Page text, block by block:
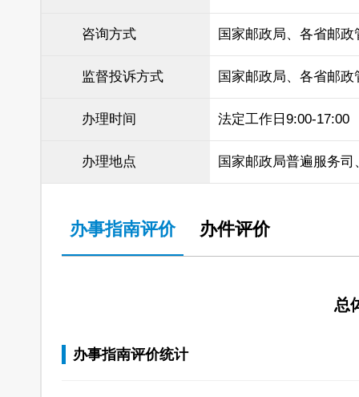
咨询方式 国家邮政局、各省邮
监督投诉方式 国家邮政局、各省邮政
办理时间 法定工作日9:00-17:00
办理地点 国家邮政局普遍服务
办事指南评价 办件评价
总
办事指南评价统计